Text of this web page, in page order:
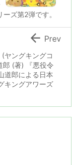
ズ第2弾です。
ヤングキングコ
郎 (著) 『悪役令
道郎による日本
キングアワーズ
 Prev